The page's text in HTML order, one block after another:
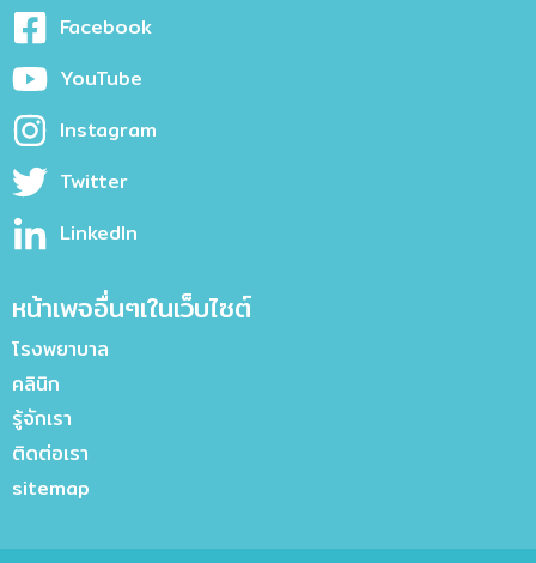
Facebook
YouTube
Instagram
Twitter
LinkedIn
หน้าเพจอื่นๆเในเว็บไซต์
โรงพยาบาล
คลินิก
รู้จักเรา
ติดต่อเรา
sitemap